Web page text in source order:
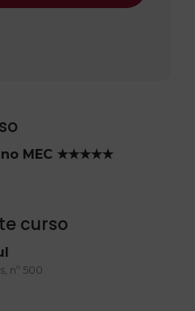
no MEC ★★★★★
curso
nº 500